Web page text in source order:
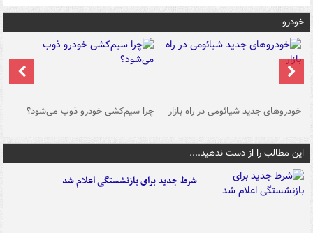
خودرو
خودروهای جدید شیائومی در راه بازار چرا سیم‌کشی خودرو ذوب می‌شود؟
این مطالب را از دست ندهید....
شرط جدید برای بازنشستگی اعلام شد